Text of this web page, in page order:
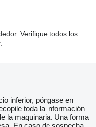
Verifique todos los
inferior, póngase en
toda la información
la maquinaria. Una forma